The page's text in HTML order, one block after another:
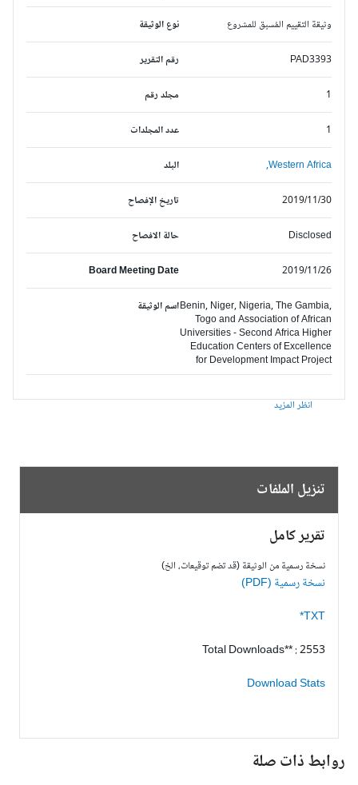
نوع الوثيقة وثيقة التقييم المُسبق للمشروع
رقم التقرير PAD3393
مجلد رقم
عدد المجلدات
البلد Western Africa,
تاريخ الإفصاح 2019/11/30
حالة الافصاح Disclosed
Board Meeting Date 2019/11/26
اسم الوثيقةBenin, Niger, Nigeria, The Gambia,
Togo and Association of African
Universities - Second Africa Higher
Education Centers of Excellence
for Development Impact Project
انظر المزيد
تنزيل الملفات
تقرير كامل
نسخة رسمية من الوثيقة (قد تضم توقيعات، الخ)
نسخة رسمية (PDF)
TXT*
Total Downloads** : 2553
Download Stats
روابط ذات صلة